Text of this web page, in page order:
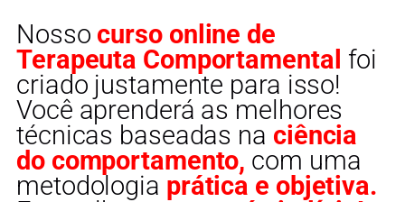
Nosso curso online de
Terapeuta Comportamental foi
criado justamente para isso!
Você aprenderá as melhores
técnicas baseadas na ciência
do comportamento, com uma
metodologia prática e objetiva.